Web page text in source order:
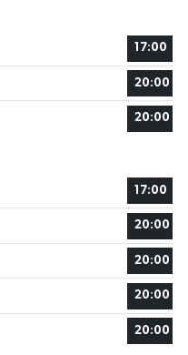
17:00
20:00
20:00
17:00
20:00
20:00
20:00
20:00